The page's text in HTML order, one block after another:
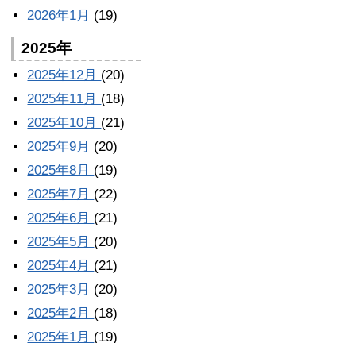
2026年1月 (19)
2025年
2025年12月 (20)
2025年11月 (18)
2025年10月 (21)
2025年9月 (20)
2025年8月 (19)
2025年7月 (22)
2025年6月 (21)
2025年5月 (20)
2025年4月 (21)
2025年3月 (20)
2025年2月 (18)
2025年1月 (19)